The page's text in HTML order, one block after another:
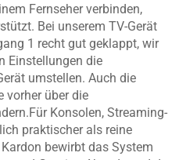
Fernseher verbinden,
Bei unserem TV-Gerät
1 recht gut geklappt, wir
Einstellungen die
umstellen. Auch die
vorher über die
Konsolen, Streaming-
praktischer als reine
bewirbt das System